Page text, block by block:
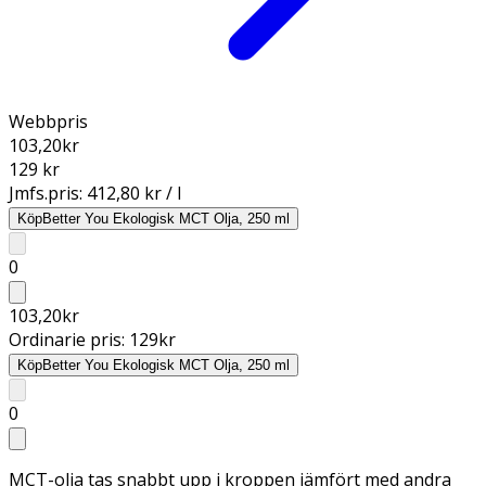
Webbpris
103,20kr
129 kr
Jmfs.pris: 412,80 kr / l
KöpBetter You Ekologisk MCT Olja, 250 ml
0
103,20kr
Ordinarie pris: 129kr
KöpBetter You Ekologisk MCT Olja, 250 ml
0
MCT-olja tas snabbt upp i kroppen jämfört med andra